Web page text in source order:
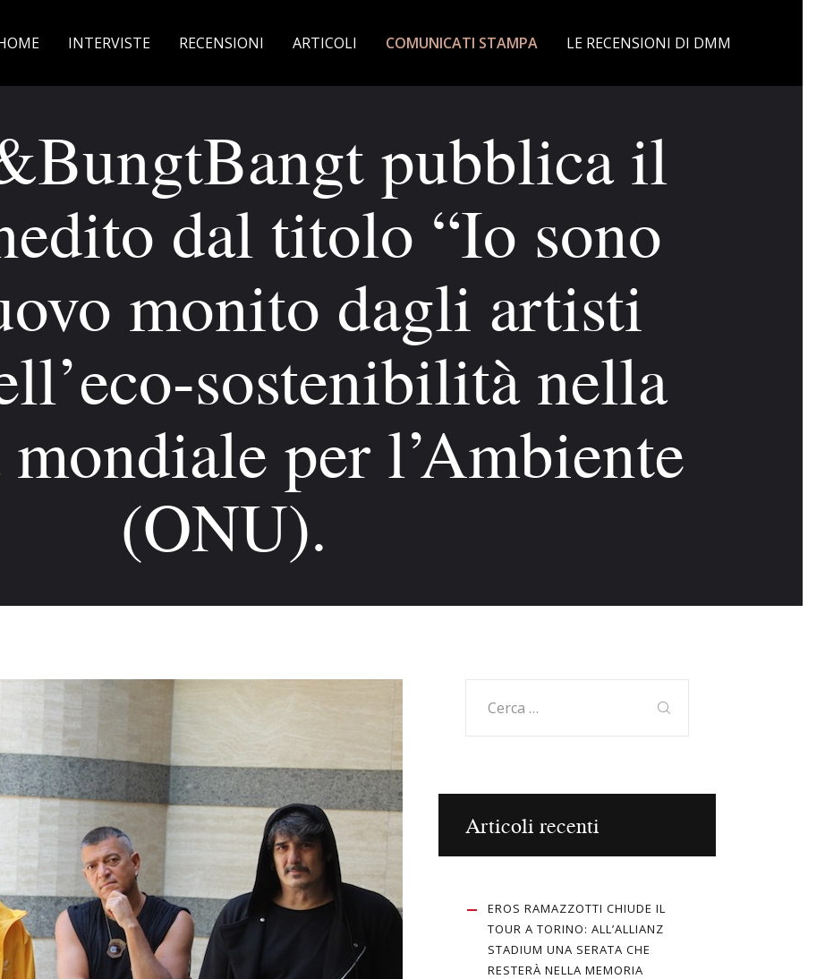
INTERVISTE RECENSIONI ARTICOLI COMUNICATI STAMPA LE RECENSIONI DI DMM
pubblica il
dal titolo “Io sono
monito dagli artisti
sostenibilità nella
per l’Ambiente
(ONU).
per:
Articoli recenti
EROS RAMAZZOTTI CHIUDE IL
TOUR A TORINO: ALL’ALLIANZ
STADIUM UNA SERATA CHE
RESTERÀ NELLA MEMORIA